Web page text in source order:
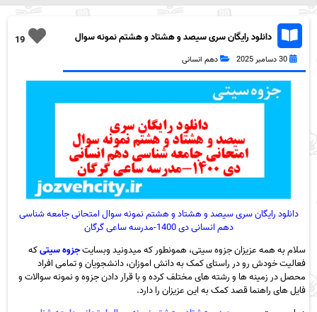
19
دانلود رایگان سری سیصد و هشتاد و هشتم نمونه سوال
جامعه شناسی دهم انسانی به همراه pdf
30 دسامبر 2025 دهم انسانی
دانلود رایگان سری سیصد و هشتاد و هشتم نمونه سوال امتحانی جامعه شناسی
دهم انسانی دی 1400-مدرسه ساعی گرگان
سلام به همه عزیزان جزوه سیتی، همونطور که میدونید وبسایتجزوه سیتیکه
فعالیت خودش رو در راستای کمک به دانش اموزان، دانشجویان و تمامی افراد
محصل در زمینه ها و رشته های مختلف کرده و با قرار دادن جزوه و نمونه سوالات و
فایل های راهنما قصد کمک به این عزیزان را دارد.